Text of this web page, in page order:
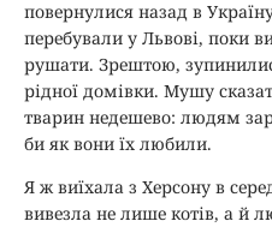
повернулися назад в
перебували у Львові, поки
рушати. Зрештою,
рідної домівки. Мушу
тварин недешево: людям
би як вони їх любили.
Я ж виїхала з Херсону в
вивезла не лише котів, а й